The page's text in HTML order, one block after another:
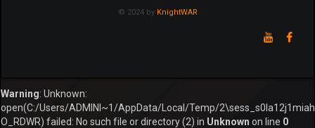
© 2024 by KnightWAR
Warning: Unknown:
open(C:/Users/ADMINI~1/AppData/Local/Temp/
O_RDWR) failed: No such file or directory (2) in Unknown on line 0